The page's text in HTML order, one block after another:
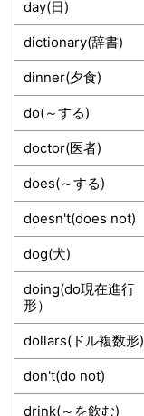
day(日)
dictionary(辞書)
dinner(夕食)
do(～する)
doctor(医者)
does(～する)
doesn't(does not)
dog(犬)
doing(do現在進行
形）
dollars(ドル複数形)
don't(do not)
drink(～を飲む)